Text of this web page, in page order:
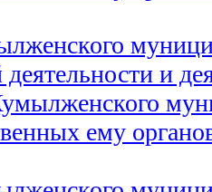
деятельности и
ему